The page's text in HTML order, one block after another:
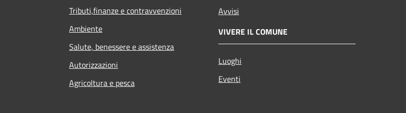
Tributi,finanze e contravvenzioni
Ambiente
Salute, benessere e assistenza
Autorizzazioni
Agricoltura e pesca
Avvisi
VIVERE IL COMUNE
Luoghi
Eventi